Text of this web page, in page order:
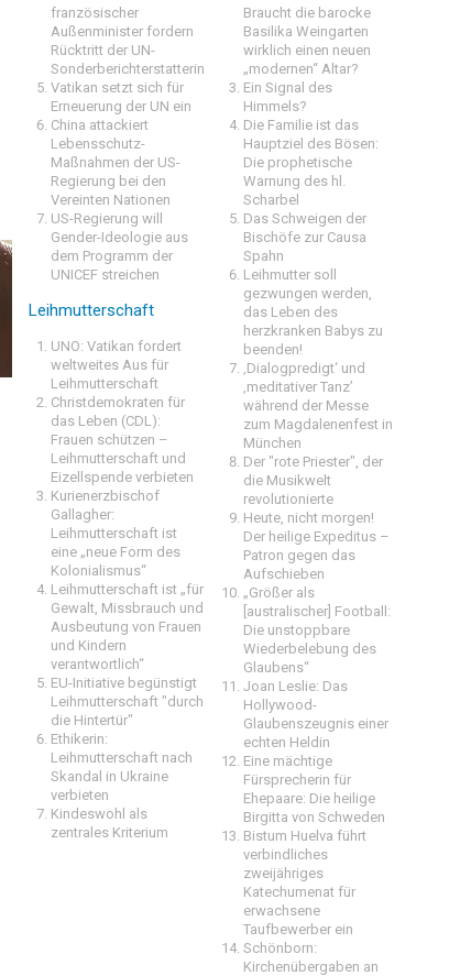
französischer
Außenminister fordern
Rücktritt der UN-
Sonderberichterstatterin
Vatikan setzt sich für
Erneuerung der UN ein
China attackiert
Lebensschutz-
Maßnahmen der US-
Regierung bei den
Vereinten Nationen
US-Regierung will
Gender-Ideologie aus
dem Programm der
UNICEF streichen
Leihmutterschaft
UNO: Vatikan fordert
weltweites Aus für
Leihmutterschaft
Christdemokraten für
das Leben (CDL):
Frauen schützen –
Leihmutterschaft und
Eizellspende verbieten
Kurienerzbischof
Gallagher:
Leihmutterschaft ist
eine „neue Form des
Kolonialismus“
Leihmutterschaft ist „für
Gewalt, Missbrauch und
Ausbeutung von Frauen
und Kindern
verantwortlich“
EU-Initiative begünstigt
Leihmutterschaft "durch
die Hintertür"
Ethikerin:
Leihmutterschaft nach
Skandal in Ukraine
verbieten
Kindeswohl als
zentrales Kriterium
Braucht die barocke
Basilika Weingarten
wirklich einen neuen
„modernen“ Altar?
Ein Signal des
Himmels?
Die Familie ist das
Hauptziel des Bösen:
Die prophetische
Warnung des hl.
Scharbel
Das Schweigen der
Bischöfe zur Causa
Spahn
Leihmutter soll
gezwungen werden,
das Leben des
herzkranken Babys zu
beenden!
‚Dialogpredigt‘ und
‚meditativer Tanz’
während der Messe
zum Magdalenenfest in
München
Der "rote Priester", der
die Musikwelt
revolutionierte
Heute, nicht morgen!
Der heilige Expeditus –
Patron gegen das
Aufschieben
„Größer als
[australischer] Football:
Die unstoppbare
Wiederbelebung des
Glaubens“
Joan Leslie: Das
Hollywood-
Glaubenszeugnis einer
echten Heldin
Eine mächtige
Fürsprecherin für
Ehepaare: Die heilige
Birgitta von Schweden
Bistum Huelva führt
verbindliches
zweijähriges
Katechumenat für
erwachsene
Taufbewerber ein
Schönborn:
Kirchenübergaben an